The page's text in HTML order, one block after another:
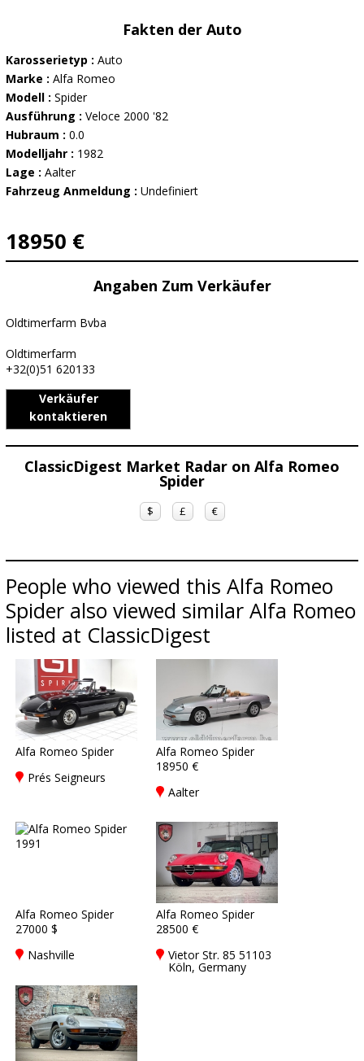
Fakten der Auto
Karosserietyp : Auto
Marke : Alfa Romeo
Modell : Spider
Ausführung : Veloce 2000 '82
Hubraum : 0.0
Modelljahr : 1982
Lage : Aalter
Fahrzeug Anmeldung : Undefiniert
18950 €
Angaben Zum Verkäufer
Oldtimerfarm Bvba
Oldtimerfarm
+32(0)51 620133
Verkäufer
kontaktieren
ClassicDigest Market Radar on Alfa Romeo
Spider
$ £ €
People who viewed this Alfa Romeo
Spider also viewed similar Alfa Romeo
listed at ClassicDigest
Alfa Romeo Spider
Prés Seigneurs
Alfa Romeo Spider
18950 €
Aalter
Alfa Romeo Spider
27000 $
Nashville
Alfa Romeo Spider
28500 €
Vietor Str. 85 51103
Köln, Germany